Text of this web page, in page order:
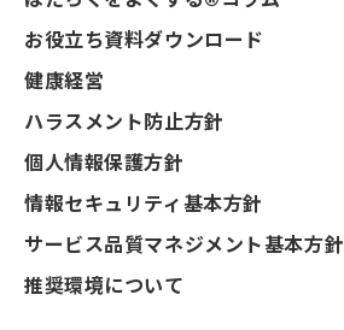
お役立ち資料ダウンロード
健康経営
ハラスメント防止方針
個人情報保護方針
情報セキュリティ基本方針
サービス品質マネジメント基本方針
推奨環境について